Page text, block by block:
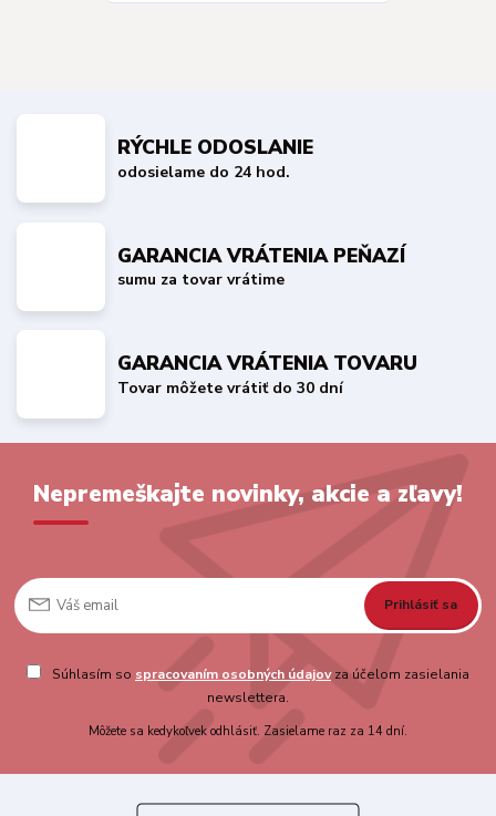
RÝCHLE ODOSLANIE
odosielame do 24 hod.
GARANCIA VRÁTENIA PEŇAZÍ
sumu za tovar vrátime
GARANCIA VRÁTENIA TOVARU
Tovar môžete vrátiť do 30 dní
Nepremeškajte novinky, akcie a zľavy!
Prihlásiť sa
Súhlasím so spracovaním osobných údajovza účelom zasielania
newslettera.
Môžete sa kedykoľvek odhlásiť. Zasielame raz za 14 dní.